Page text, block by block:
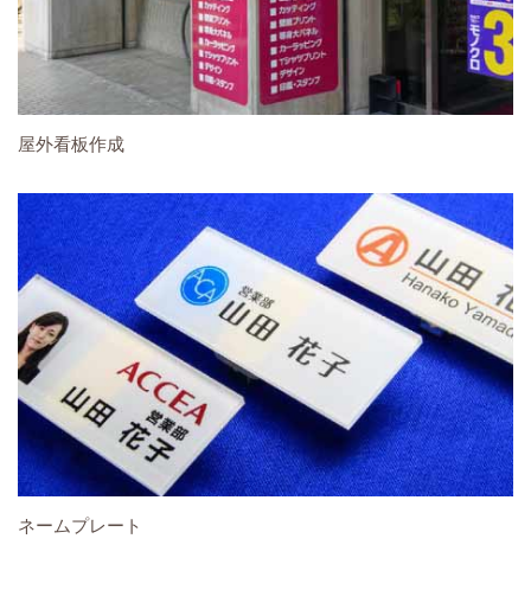
屋外看板作成
ネームプレート